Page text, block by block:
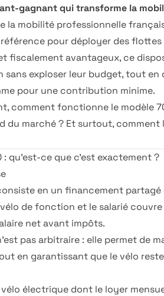
gagnant qui transforme la
la mobilité professionnelle
pour déployer des
fiscalement avantageux, ce
exploser leur budget, tout en
pour une contribution minime.
comment fonctionne le modèle
du marché ? Et surtout,
: qu'est-ce que c'est exactement ?
en un financement partagé
de fonction et le salarié couvre
net avant impôts.
pas arbitraire : elle permet de
en garantissant que le vélo
électrique dont le loyer